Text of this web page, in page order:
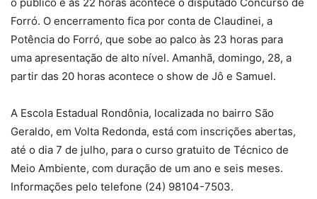
Forró. O encerramento fica por conta de Claudinei, a
Potência do Forró, que sobe ao palco às 23 horas para
uma apresentação de alto nível. Amanhã, domingo, 28, a
partir das 20 horas acontece o show de Jô e Samuel.
A Escola Estadual Rondônia, localizada no bairro São
Geraldo, em Volta Redonda, está com inscrições abertas,
até o dia 7 de julho, para o curso gratuito de Técnico de
Meio Ambiente, com duração de um ano e seis meses.
Informações pelo telefone (24) 98104-7503.